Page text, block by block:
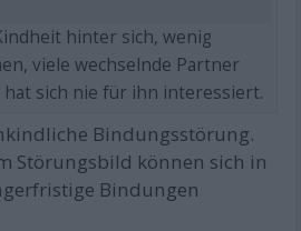
hinter sich, wenig
viele wechselnde Partner
sich nie für ihn interessiert.
Bindungsstörung.
Störungsbild können sich in
Bindungen